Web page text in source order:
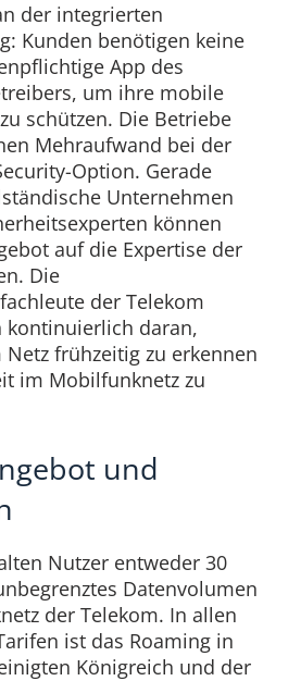
der integrierten
Kunden benötigen keine
App des
um ihre mobile
schützen. Die Betriebe
Mehraufwand bei der
Option. Gerade
Unternehmen
können
auf die Expertise der
Die
der Telekom
kontinuierlich daran,
frühzeitig zu erkennen
im Mobilfunknetz zu
und
Nutzer entweder 30
Datenvolumen
der Telekom. In allen
ist das Roaming in
Königreich und der